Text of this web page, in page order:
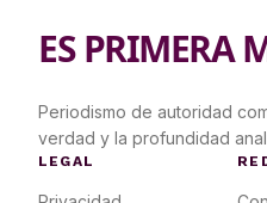
ES PRIMERA
Periodismo de autoridad
verdad y la profundidad
LEGAL